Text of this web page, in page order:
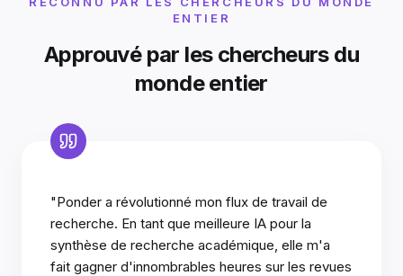
ENTIER
Approuvé par les chercheurs du
monde entier
"Ponder a révolutionné mon flux de travail de
recherche. En tant que meilleure IA pour la
synthèse de recherche académique, elle m'a
fait gagner d'innombrables heures sur les revues